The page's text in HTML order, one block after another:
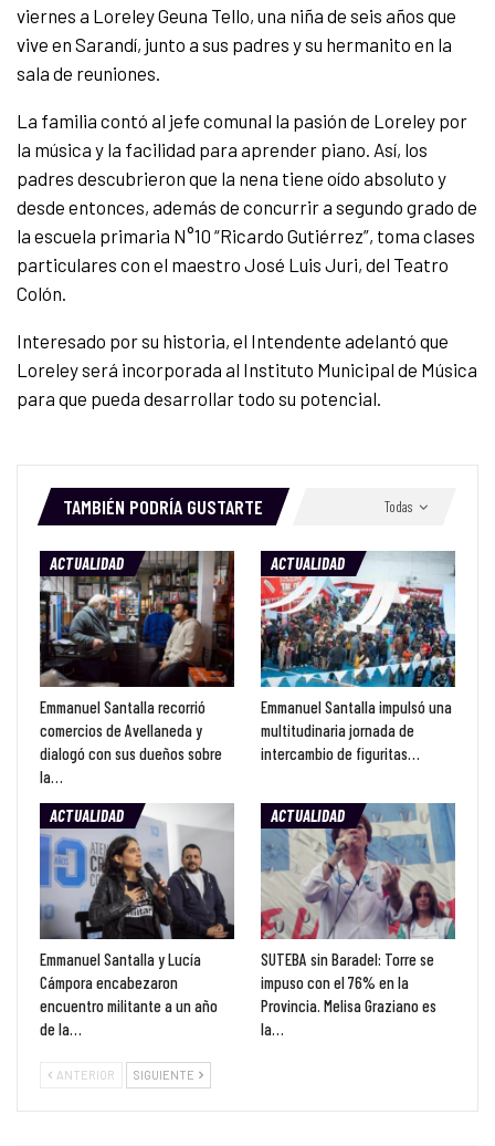
viernes a Loreley Geuna Tello, una niña de seis años que
vive en Sarandí, junto a sus padres y su hermanito en la
sala de reuniones.
La familia contó al jefe comunal la pasión de Loreley por
la música y la facilidad para aprender piano. Así, los
padres descubrieron que la nena tiene oído absoluto y
desde entonces, además de concurrir a segundo grado de
la escuela primaria N°10 “Ricardo Gutiérrez”, toma clases
particulares con el maestro José Luis Juri, del Teatro
Colón.
Interesado por su historia, el Intendente adelantó que
Loreley será incorporada al Instituto Municipal de Música
para que pueda desarrollar todo su potencial.
Todas
TAMBIÉN PODRÍA GUSTARTE
ACTUALIDAD
Emmanuel Santalla recorrió
comercios de Avellaneda y
dialogó con sus dueños sobre
la…
ACTUALIDAD
Emmanuel Santalla impulsó una
multitudinaria jornada de
intercambio de figuritas…
ACTUALIDAD
Emmanuel Santalla y Lucía
Cámpora encabezaron
encuentro militante a un año
de la…
ACTUALIDAD
SUTEBA sin Baradel: Torre se
impuso con el 76% en la
Provincia. Melisa Graziano es
la…
ANTERIOR SIGUIENTE